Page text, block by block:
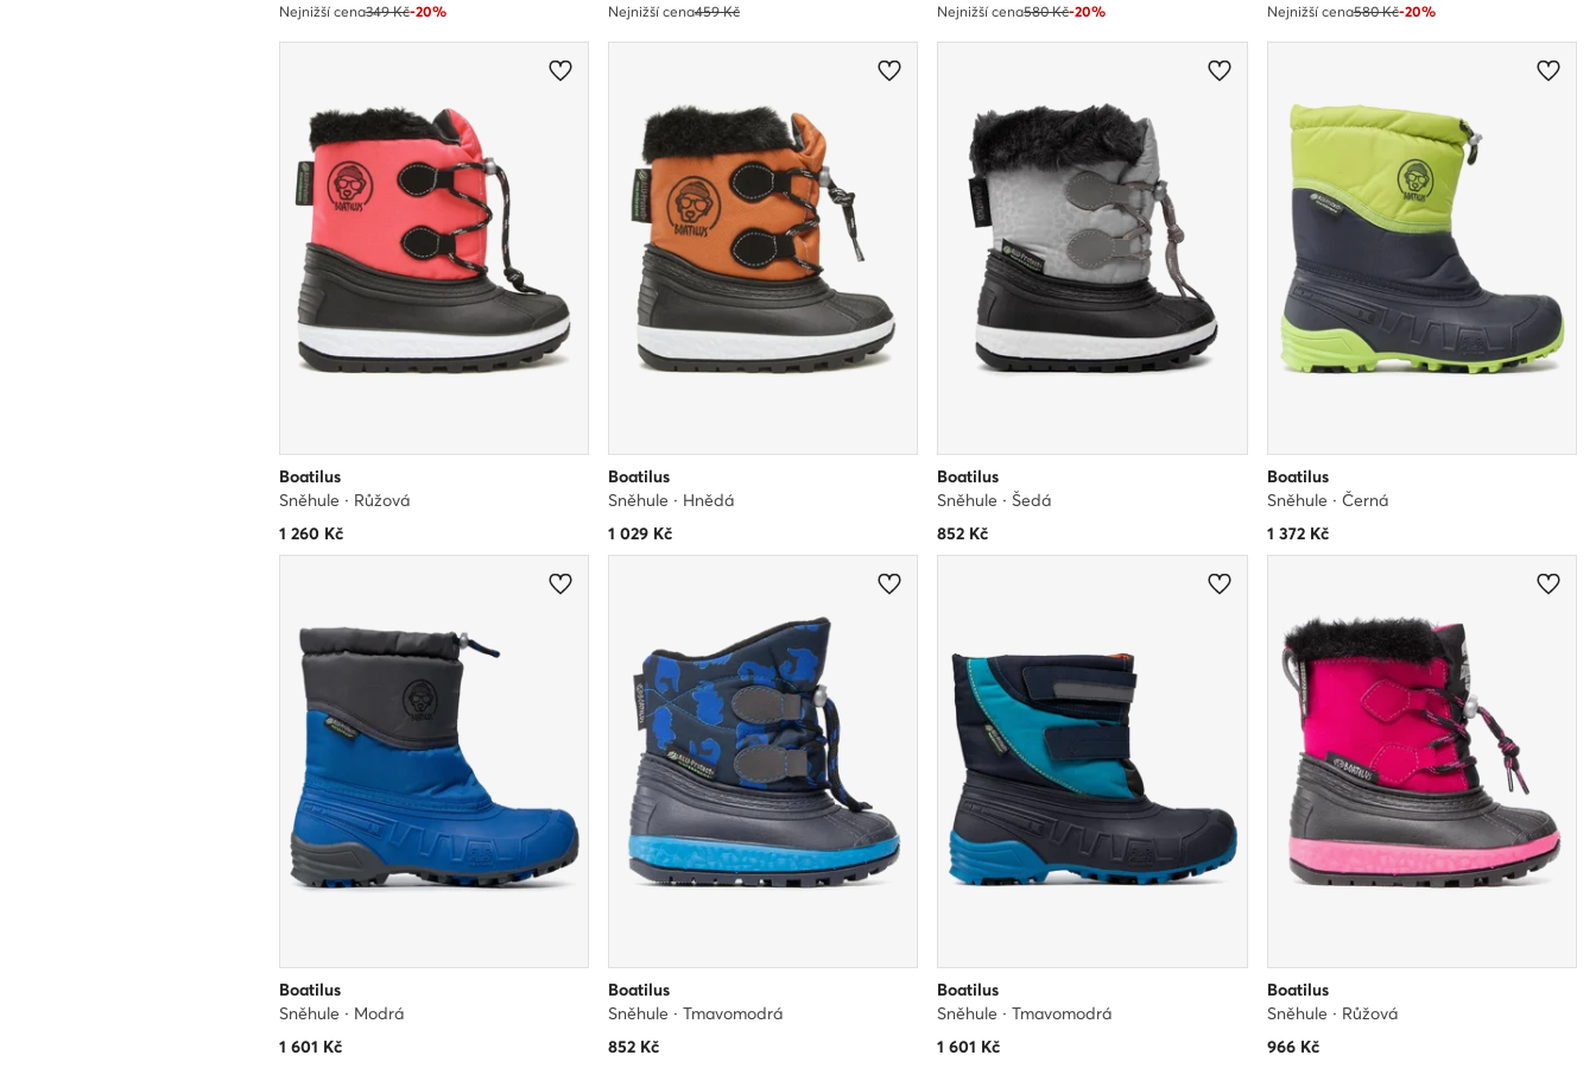
Nejnižší cena349 Kč-20%
Nejnižší cena459 Kč
Nejnižší cena580 Kč-20%
Nejnižší cena580 Kč-20%
Boatilus
Sněhule · Růžová
1 260Kč
Boatilus
Sněhule · Hnědá
1 029Kč
Boatilus
Sněhule · Šedá
852 Kč
Boatilus
Sněhule · Černá
1 372Kč
Boatilus
Sněhule · Modrá
1 601 Kč
Boatilus
Sněhule · Tmavomodrá
852Kč
Boatilus
Sněhule · Tmavomodrá
1 601 Kč
Boatilus
Sněhule · Růžová
966Kč